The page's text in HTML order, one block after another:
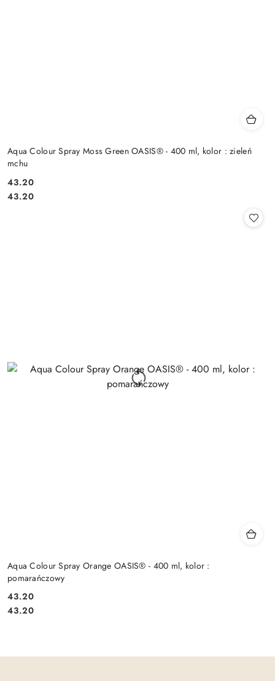
Aqua Colour Spray Moss Green OASIS® - 400 ml, kolor : zieleń
mchu
Cena:
43.20
Cena:
43.20
Aqua Colour Spray Orange OASIS® - 400 ml, kolor :
pomarańczowy
Cena:
43.20
Cena:
43.20